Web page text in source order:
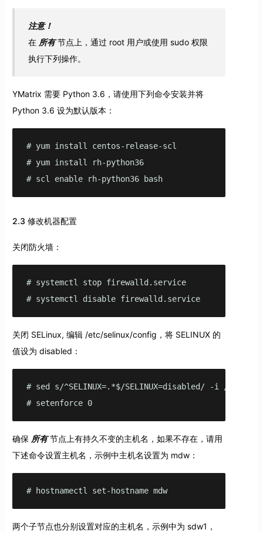
注意！
在 所有节点上，通过 root 用户或使用 sudo 权限
执行下列操作。
YMatrix 需要 Python 3.6，请使用下列命令安装并将
Python 3.6 设为默认版本：
# yum install centos-release-scl
# yum install rh-python36
# scl enable rh-python36 bash
2.3 修改机器配置
关闭防火墙：
# systemctl stop firewalld.service
# systemctl disable firewalld.service
关闭 SELinux, 编辑 /etc/selinux/config，将 SELINUX 的
值设为 disabled：
# sed s/^SELINUX=.*$/SELINUX=disabled/ -i /etc/
# setenforce 0
确保 所有节点上有持久不变的主机名，如果不存在，请用
下述命令设置主机名，示例中主机名设置为 mdw：
# hostnamectl set-hostname mdw
两个子节点也分别设置对应的主机名，示例中为 sdw1，